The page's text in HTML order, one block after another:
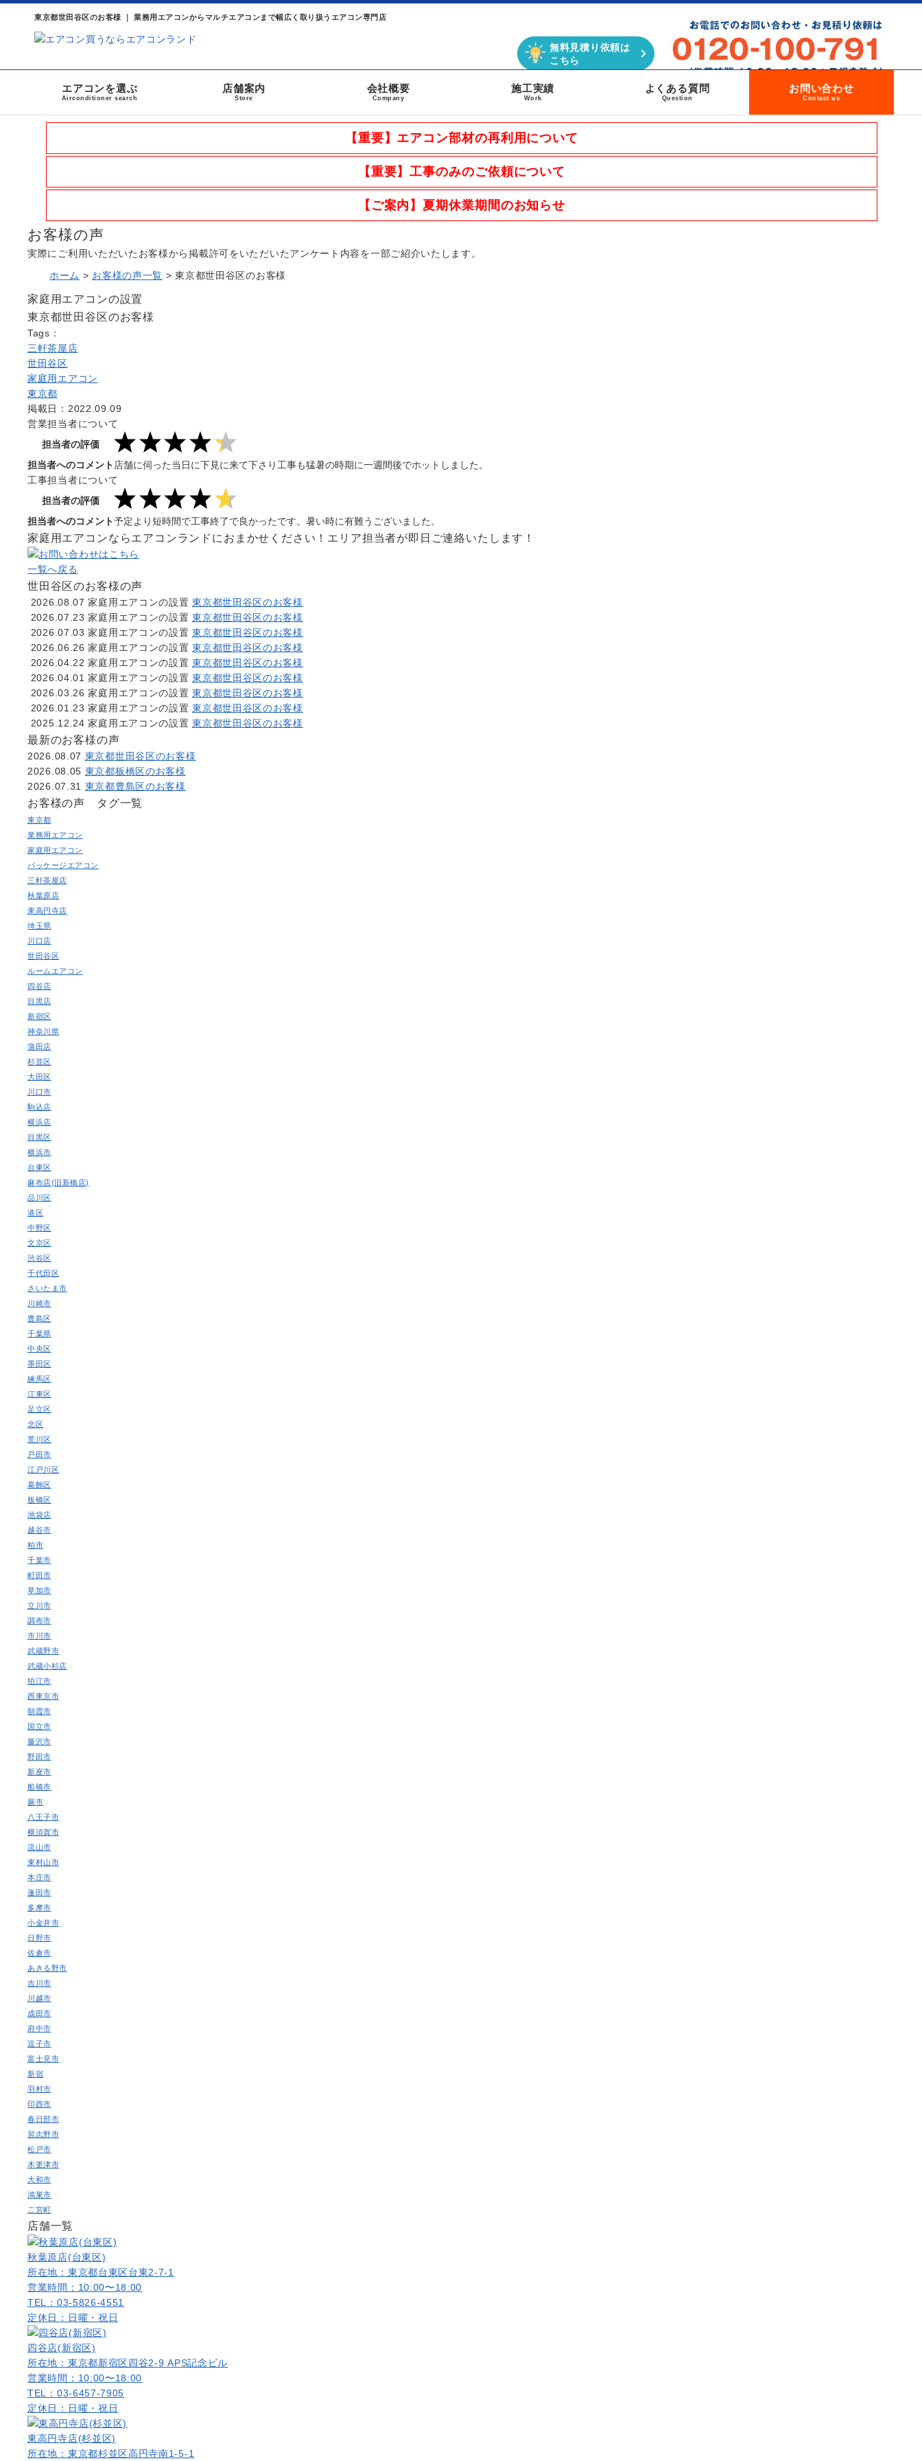
東京都世田谷区のお客様 ｜ 業務用エアコンからマルチエアコンまで幅広く取り扱うエアコン専門店
無料見積り依頼は
こちら
エアコンを選ぶ
Airconditioner search
店舗案内
Store
会社概要
Company
施工実績
Work
よくある質問
Question
お問い合わせ
Contact us
【重要】エアコン部材の再利用について
【重要】工事のみのご依頼について
【ご案内】夏期休業期間のお知らせ
お客様の声
実際にご利用いただいたお客様から掲載許可をいただいたアンケート内容を一部ご紹介いたします。
ホーム > お客様の声一覧 >東京都世田谷区のお客様
家庭用エアコンの設置
東京都世田谷区のお客様
Tags：
三軒茶屋店
世田谷区
家庭用エアコン
東京都
掲載日：2022.09.09
営業担当者について
担当者の評価
担当者へのコメント 店舗に伺った当日に下見に来て下さり工事も猛暑の時期に一週間後でホットしました。
工事担当者について
担当者の評価
担当者へのコメント予定より短時間で工事終了で良かったです。暑い時に有難うございました。
家庭用エアコンならエアコンランドにおまかせください！ エリア担当者が即日ご連絡いたします！
一覧へ戻る
世田谷区のお客様の声
2026.08.07 家庭用エアコンの設置 東京都世田谷区のお客様
2026.07.23 家庭用エアコンの設置 東京都世田谷区のお客様
2026.07.03 家庭用エアコンの設置 東京都世田谷区のお客様
2026.06.26 家庭用エアコンの設置 東京都世田谷区のお客様
2026.04.22 家庭用エアコンの設置 東京都世田谷区のお客様
2026.04.01 家庭用エアコンの設置 東京都世田谷区のお客様
2026.03.26 家庭用エアコンの設置 東京都世田谷区のお客様
2026.01.23 家庭用エアコンの設置 東京都世田谷区のお客様
2025.12.24 家庭用エアコンの設置 東京都世田谷区のお客様
最新のお客様の声
2026.08.07 東京都世田谷区のお客様
2026.08.05 東京都板橋区のお客様
2026.07.31 東京都豊島区のお客様
お客様の声 タグ一覧
東京都
業務用エアコン
家庭用エアコン
パッケージエアコン
三軒茶屋店
秋葉原店
東高円寺店
埼玉県
川口店
世田谷区
ルームエアコン
四谷店
目黒店
新宿区
神奈川県
蒲田店
杉並区
大田区
川口市
駒込店
横浜店
目黒区
横浜市
台東区
麻布店(旧新橋店)
品川区
港区
中野区
文京区
渋谷区
千代田区
さいたま市
川崎市
豊島区
千葉県
中央区
墨田区
練馬区
江東区
足立区
北区
荒川区
戸田市
江戸川区
葛飾区
板橋区
池袋店
越谷市
柏市
千葉市
町田市
草加市
立川市
調布市
市川市
武蔵野市
武蔵小杉店
狛江市
西東京市
朝霞市
国立市
藤沢市
野田市
新座市
船橋市
蕨市
八王子市
横須賀市
流山市
東村山市
本庄市
蓮田市
多摩市
小金井市
日野市
佐倉市
あきる野市
吉川市
川越市
成田市
府中市
逗子市
富士見市
新宿
羽村市
印西市
春日部市
習志野市
松戸市
木更津市
大和市
鴻巣市
二宮町
店舗一覧
秋葉原店(台東区)
所在地：東京都台東区台東2-7-1
営業時間：10:00〜18:00
TEL：03-5826-4551
定休日：日曜・祝日
四谷店(新宿区)
所在地：東京都新宿区四谷2-9 APS記念ビル
営業時間：10:00〜18:00
TEL：03-6457-7905
定休日：日曜・祝日
東高円寺店(杉並区)
所在地：東京都杉並区高円寺南1-5-1